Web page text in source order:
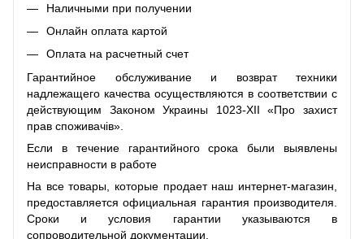
Наличными при получении
Онлайн оплата картой
Оплата на расчетный счет
Гарантийное обслуживание и возврат техники
надлежащего качества осуществляются в соответствии с
действующим Законом Украины 1023-XII «Про захист
прав споживачів».
Если в течение гарантийного срока были выявлены
неисправности в работе
На все товары, которые продает наш интернет-магазин,
предоставляется официальная гарантия производителя.
Сроки и условия гарантии указываются в
сопроводительной документации.